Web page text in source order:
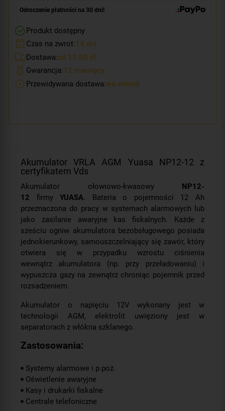
Odroczenie płatności na 30 dni!
Produkt dostępny
Czas na zwrot:14 dni
Dostawa:od 13.00 zł
Gwarancja:12 miesięcy
Przewidywana dostawa:we wtorek
Akumulator VRLA AGM Yuasa NP12-12 z
certyfikatem Vds
Akumulator ołowiowo-kwasowy
NP12-
12 firmyYUASA. Bateria o pojemności 12 Ah
przeznaczona do pracy w systemach alarmowych lub
jako zasilanie awaryjne kas fiskalnych. Każde z
sześciu ogniw akumulatora bezobsługowego posiada
jednokierunkowy, samouszczelniający się zawór, który
otwiera się w przypadku wzrostu ciśnienia
wewnątrz akumulatora (np. przy przeładowaniu) i
wypuszcza gazy na zewnątrz chroniąc pojemnik przed
rozsadzeniem.
Akumulator o napięciu 12V wykonany jest w
technologii AGM, elektrolit uwięziony jest w
separatorach z włókna szklanego.
Zastosowania:
Systemy alarmowe i p.poż.
Oświetlenie awaryjne
Kasy i drukarki fiskalne
Centrale telefoniczne